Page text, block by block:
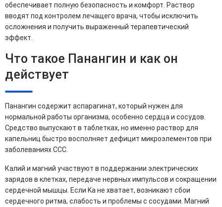
обеспечивает полную безопасность и комфорт. Раствор
вводят под контролем лечащего врача, чтобы исключить
осложнения и получить выраженный терапевтический
эффект.
Что такое Панангин и как он
действует
Панангин содержит аспарагинат, который нужен для
нормальной работы организма, особенно сердца и сосудов.
Средство выпускают в таблетках, но именно раствор для
капельниц быстро восполняет дефицит микроэлементов при
заболеваниях ССС.
Калий и магний участвуют в поддержании электрических
зарядов в клетках, передаче нервных импульсов и сокращении
сердечной мышцы. Если Ka не хватает, возникают сбои
сердечного ритма, слабость и проблемы с сосудами. Магний